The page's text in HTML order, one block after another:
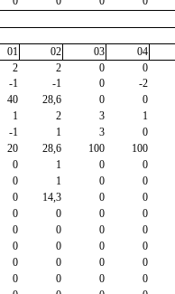
01
02 03 04
2 2 0 0
-1 -1 0 -2
40 28,6 0 0
1 2 3 1
-1 1 3 0
20 28,6 100 100
0 1 0 0
0 1 0 0
0 14,3 0 0
0 0 0 0
0 0 0 0
0 0 0 0
0 0 0 0
0 0 0 0